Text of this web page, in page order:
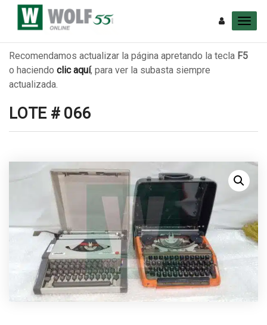
Recomendamos actualizar la página apretando la tecla F5
o haciendo clic aquí, para ver la subasta siempre
actualizada.
LOTE # 066